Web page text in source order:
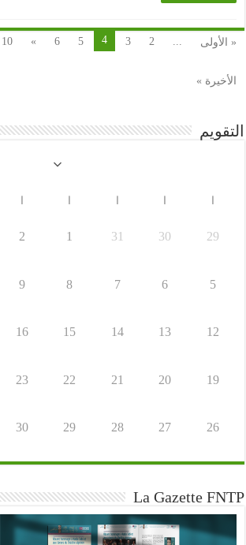
« الأولى 2
3
4
5
6
»
10
الأخيرة »
التقويم
29
30
31
1
2
5
6
7
8
9
12
13
14
15
16
19
20
21
22
23
26
27
28
29
30
La Gazette FNTP